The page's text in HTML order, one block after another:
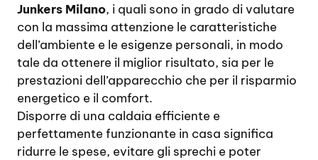
Junkers Milano, i quali sono in grado di valutare
con la massima attenzione le caratteristiche
dell’ambiente e le esigenze personali, in modo
tale da ottenere il miglior risultato, sia per le
prestazioni dell’apparecchio che per il risparmio
energetico e il comfort.
Disporre di una caldaia efficiente e
perfettamente funzionante in casa significa
ridurre le spese, evitare gli sprechi e poter